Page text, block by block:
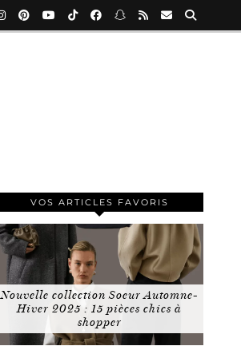
VOS ARTICLES FAVORIS
Nouvelle collection Soeur Automne-
Hiver 2025 : 15 pièces chics à
shopper